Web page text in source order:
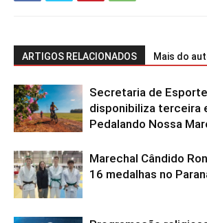
ARTIGOS RELACIONADOS Mais do
Secretaria de
disponibiliza terceira
Pedalando Nossa
Marechal Cândido
16 medalhas no